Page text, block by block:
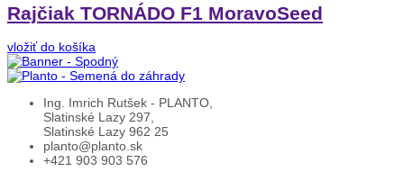
Rajčiak TORNÁDO F1 MoravoSeed
vložiť do košíka
Ing. Imrich Rutšek - PLANTO,
Slatinské Lazy 297,
Slatinské Lazy 962 25
planto@planto.sk
+421 903 903 576